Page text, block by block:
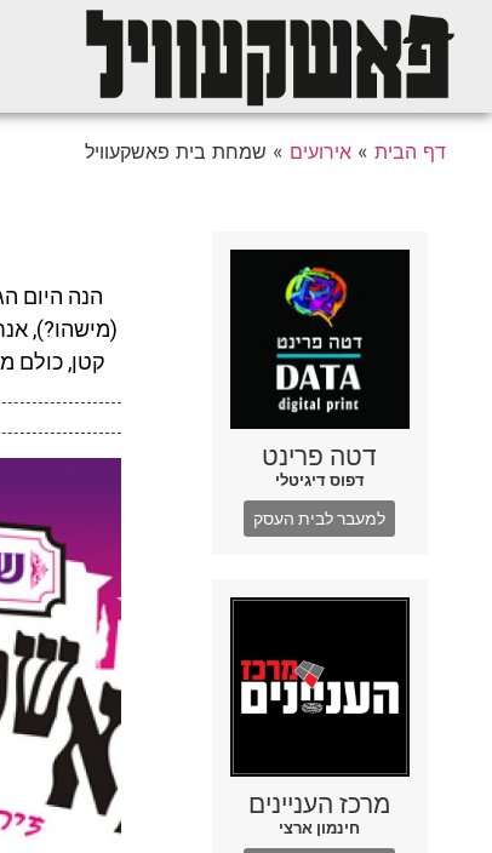
דף הבית »אירועים » שמחת בית פאשקעוויל
דטה פרינט
דפוס דיגיטלי
למעבר לבית העסק
מרכז העניינים
חינמון ארצי
הנה היום
(מישהו?),
קטן, כולם